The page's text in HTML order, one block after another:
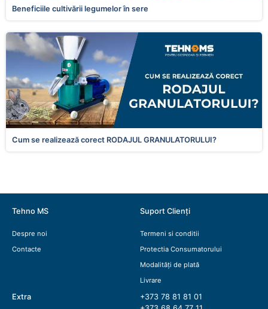
Beneficiile cultivării legumelor în sere
Cum se realizează corect RODAJUL GRANULATORULUI?
Tehno MS
Despre noi
Contacte
Suport Clienți
Termeni si conditii
Protectia Consumatorului
Modalități de plată
Livrare
Extra
+373 78 81 81 01